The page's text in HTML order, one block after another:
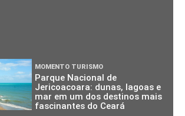
MOMENTO TURISMO
Parque Nacional de
Jericoacoara: dunas, lagoas e
mar em um dos destinos mais
fascinantes do Ceará